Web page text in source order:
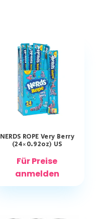
NERDS ROPE Very Berry
(24×0.92oz) US
Für Preise
anmelden